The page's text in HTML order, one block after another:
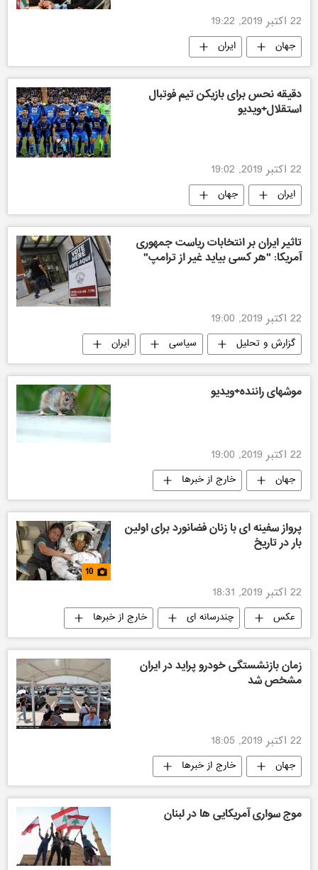
22 اکتبر 2019, 19:22
جهان ایران
دقیقه نحس برای بازیکن تیم فوتبال
استقلال+ویدیو
22 اکتبر 2019, 19:02
ایران جهان
تاثیر ایران بر انتخابات ریاست جمهوری
آمریکا: "هر کسی بیاید غیر از ترامپ"
22 اکتبر 2019, 19:00
گزارش و تحلیل سیاسی
ایران
جهان
آمریکا
موشهای راننده+ویدیو
22 اکتبر 2019, 19:00
جهان خارج از خبرها
پرواز سفینه ای با زنان فضانورد برای اولین
بار در تاریخ
10
22 اکتبر 2019, 18:31
عکس چندرسانه ای خارج از خبرها
زمان بازنشستگی خودرو پراید در ایران
مشخص شد
22 اکتبر 2019, 18:05
جهان خارج از خبرها
موج سواری آمریکایی ها در لبنان